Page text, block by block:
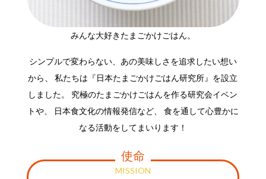
みんな大好きたまごかけごはん。
シンプルで変わらない、あの美味しさを追求したい想い
から、 私たちは『日本たまごかけごはん研究所』を設立
しました。 究極のたまごかけごはんを作る研究会イベン
トや、 日本食文化の情報発信など、 食を通して心豊かに
なる活動をしてまいります！
使命
MISSION